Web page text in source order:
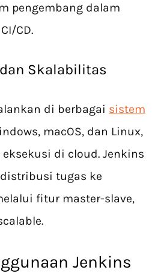
pengembang dalam
CD.
Skalabilitas
di berbagai sistem
macOS, dan Linux,
di cloud. Jenkins
tugas ke
fitur master-slave,
Jenkins